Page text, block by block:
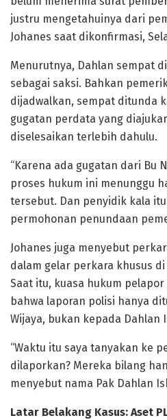
justru mengetahuinya dari
Johanes saat dikonfirmasi,
Menurutnya, Dahlan sempat
sebagai saksi. Bahkan
dijadwalkan, sempat ditunda
gugatan perdata yang
diselesaikan terlebih dahulu.
“Karena ada gugatan dari Bu
proses hukum ini menunggu
tersebut. Dan penyidik kala
permohonan penundaan
Johanes juga menyebut
dalam gelar perkara khusus di
Saat itu, kuasa hukum
bahwa laporan polisi hanya
Wijaya, bukan kepada Dahlan
“Waktu itu saya tanyakan ke
dilaporkan? Mereka bilang
menyebut nama Pak Dahlan
Latar Belakang Kasus: Aset